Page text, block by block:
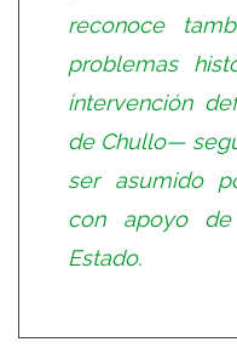
reconoce
problemas
intervención
de Chullo—
ser asumido
con apoyo
Estado.